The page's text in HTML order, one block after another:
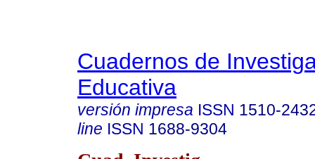
Cuadernos de
Educativa
versión impresa ISSN 1510-
line ISSN 1688-9304